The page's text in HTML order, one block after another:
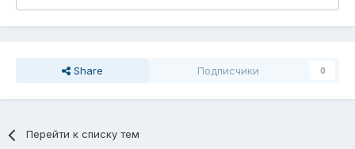
Share Подписчики 0
Перейти к списку тем